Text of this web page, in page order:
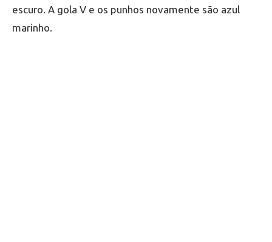
escuro. A gola V e os punhos novamente são azul
marinho.